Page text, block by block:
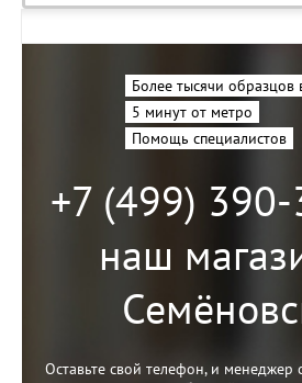
Более тысячи образцов
5 минут от метро
Помощь специалистов
+7 (499)
наш
Оставьте свой телефон, и менеджер